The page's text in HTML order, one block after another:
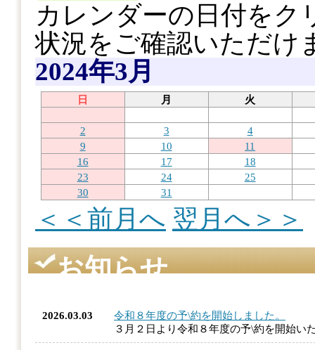
カレンダーの日付をク
状況をご確認いただけ
2024年3月
日 月 火
2 3
4
9
10
11
16
17
18
23
24
25
30
31
＜＜前月へ 翌月へ＞＞
お知らせ
2026.03.03
令和８年度の予\約を開始しました。
３月２日より令和８年度の予\約を開始い